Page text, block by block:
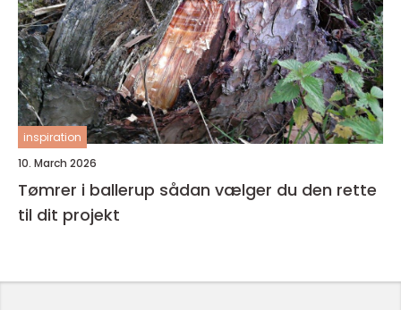
inspiration
10. March 2026
Tømrer i ballerup sådan vælger du den rette
til dit projekt